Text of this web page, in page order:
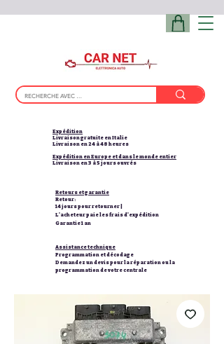
Expédition
Livraison gratuite en Italie
Livraison en 24 à 48 heures
Expédition en Europe et dans le monde entier
Livraison en 3 à 5 jours ouvrés
Retours et garantie
Retour:
14 jours pour retourner |
L'acheteur paie les frais d'expédition
Garantie 1 an
Assistance technique
Programmation et décodage
Demandez un devis pour la réparation ou la
programmation de votre centrale